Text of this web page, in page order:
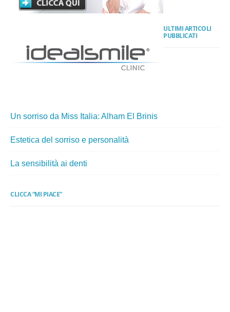
ULTIMI ARTICOLI
PUBBLICATI
Un sorriso da Miss Italia: Alham El Brinis
Estetica del sorriso e personalità
La sensibilità ai denti
CLICCA “MI PIACE”